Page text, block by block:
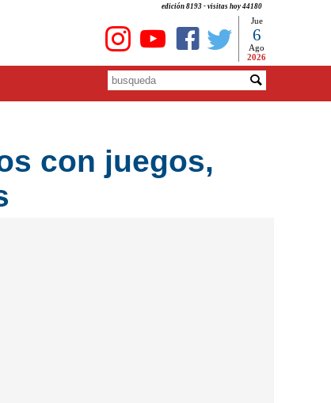
edición 8193 - visitas hoy 44180
Jue
6
Ago
2026
con juegos,